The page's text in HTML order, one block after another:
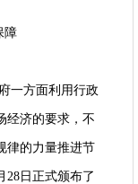
障
一方面利用行政
经济的要求，不
律的力量推进节
28日正式颁布了